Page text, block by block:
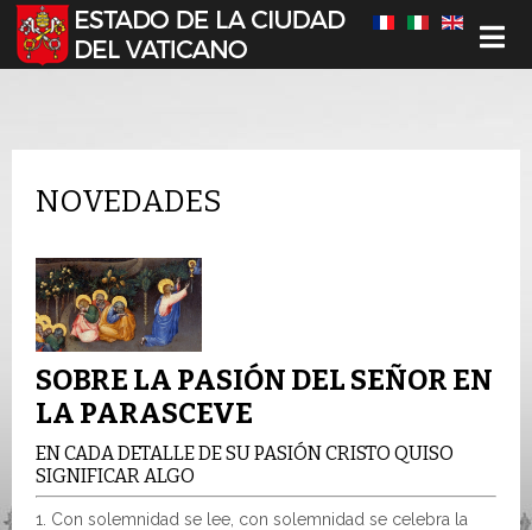
Seleccione su idioma
NOVEDADES
SOBRE LA PASIÓN DEL SEÑOR EN
LA PARASCEVE
EN CADA DETALLE DE SU PASIÓN CRISTO QUISO
SIGNIFICAR ALGO
1. Con solemnidad se lee, con solemnidad se celebra la